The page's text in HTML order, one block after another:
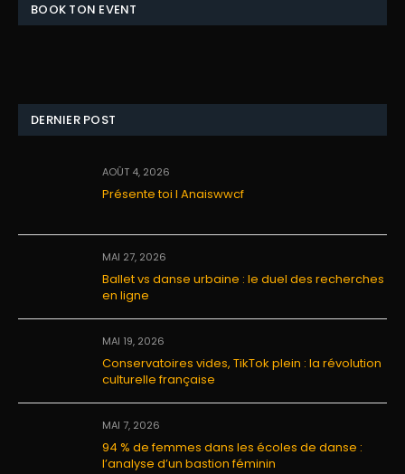
BOOK TON EVENT
DERNIER POST
AOÛT 4, 2026
Présente toi I Anaiswwcf
MAI 27, 2026
Ballet vs danse urbaine : le duel des recherches
en ligne
MAI 19, 2026
Conservatoires vides, TikTok plein : la révolution
culturelle française
MAI 7, 2026
94 % de femmes dans les écoles de danse :
l’analyse d’un bastion féminin